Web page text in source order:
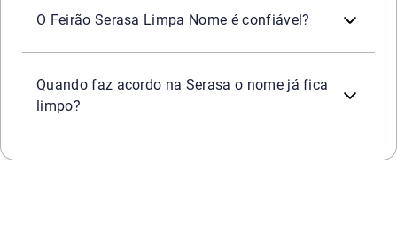
O Feirão Serasa Limpa Nome é confiável?
Quando faz acordo na Serasa o nome já fica
limpo?